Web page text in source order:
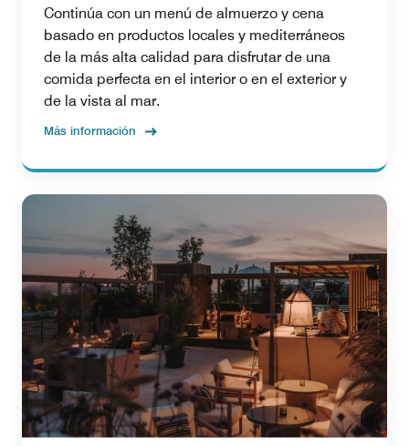
Continúa con un menú de almuerzo y cena
basado en productos locales y mediterráneos
de la más alta calidad para disfrutar de una
comida perfecta en el interior o en el exterior y
de la vista al mar.
Más información